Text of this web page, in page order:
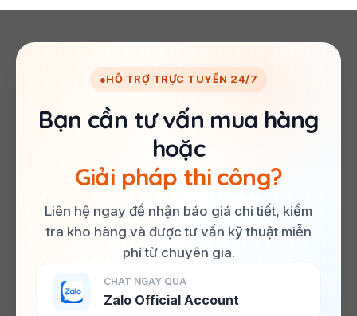
●HỖ TRỢ TRỰC TUYẾN 24/7
Bạn cần tư vấn mua hàng
hoặc
Giải pháp thi công?
Liên hệ ngay để nhận báo giá chi tiết, kiểm
tra kho hàng và được tư vấn kỹ thuật miễn
phí từ chuyên gia.
CHAT NGAY QUA
Zalo Official Account